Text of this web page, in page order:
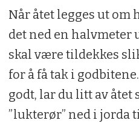
Når åtet legges ut om
det ned en halvmeter
skal være tildekkes
for å få tak i
godt, lar du litt av åtet
”lukterør” ned i jorda